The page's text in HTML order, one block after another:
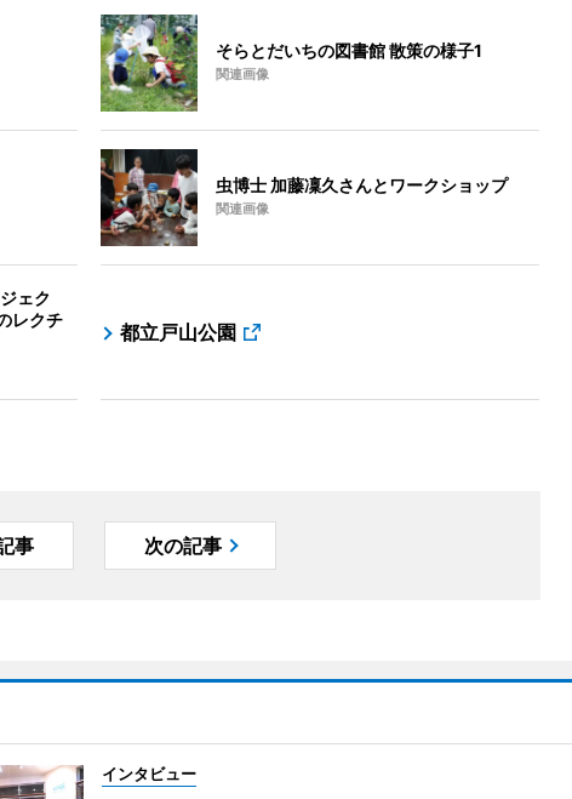
そらとだいちの図書館 散策の様子1
関連画像
虫博士 加藤凜久さんとワークショップ
関連画像
ェク
レクチ
都立戸山公園
事 次の記事
インタビュー